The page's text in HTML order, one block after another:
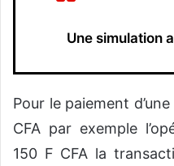
Une simulation
Pour le paiement
CFA par exemple
150 F CFA la